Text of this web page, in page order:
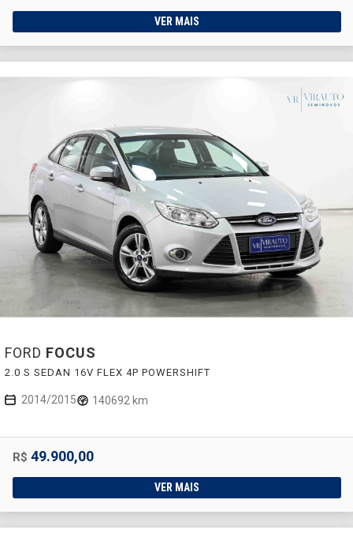
VER MAIS
FORD FOCUS
2.0 S SEDAN 16V FLEX 4P POWERSHIFT
2014/2015 140692 km
R$ 49.900,00
VER MAIS